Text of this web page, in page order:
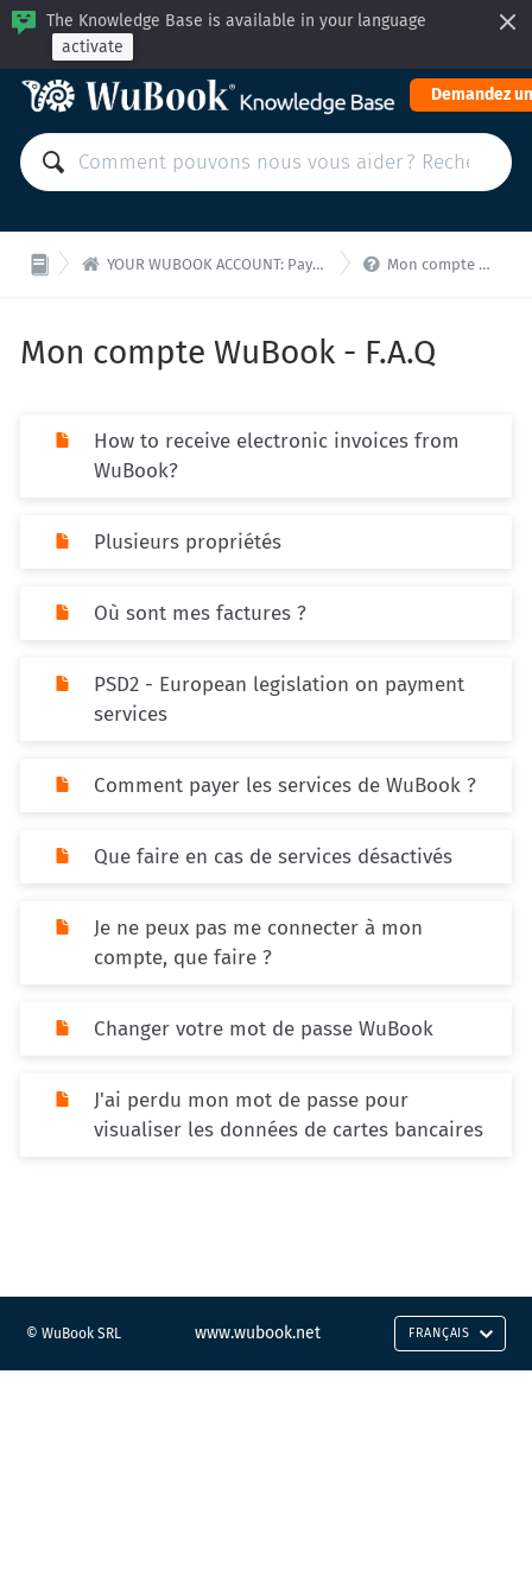
The Knowledge Base is available in your language
activate
Demandez
 YOUR WUBOOK ACCOUNT: Payments and administration  Mon compte WuBook - F.A.Q
Mon compte WuBook - F.A.Q
How to receive electronic invoices from
WuBook?
Plusieurs propriétés
Où sont mes factures ?
PSD2 - European legislation on payment
services
Comment payer les services de WuBook ?
Que faire en cas de services désactivés
Je ne peux pas me connecter à mon
compte, que faire ?
Changer votre mot de passe WuBook
J'ai perdu mon mot de passe pour
visualiser les données de cartes bancaires
© WuBook SRL www.wubook.net FRANÇAIS